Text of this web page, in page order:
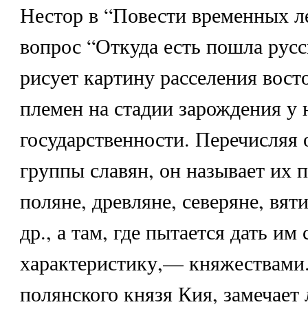
Нестор в “Повести временных
вопрос “Откуда есть пошла
рисует картину расселения
племен на стадии зарождения у
государственности. Перечисляя
группы славян, он называет
поляне, древляне, северяне,
др., а там, где пытается дать
характеристику,—
полянского князя Кия, замечает